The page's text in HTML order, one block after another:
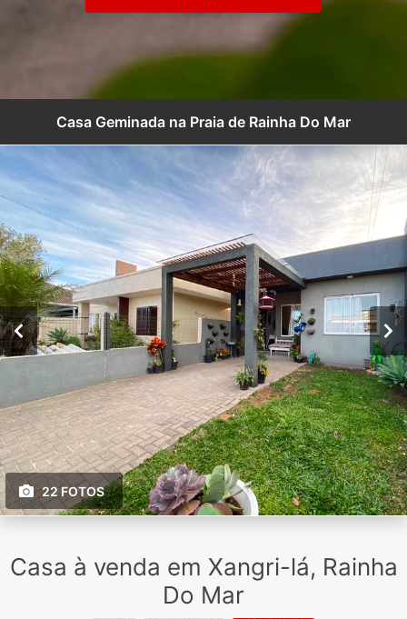
Casa Geminada na Praia de Rainha Do Mar
22 FOTOS
Casa à venda em Xangri-lá, Rainha
Do Mar